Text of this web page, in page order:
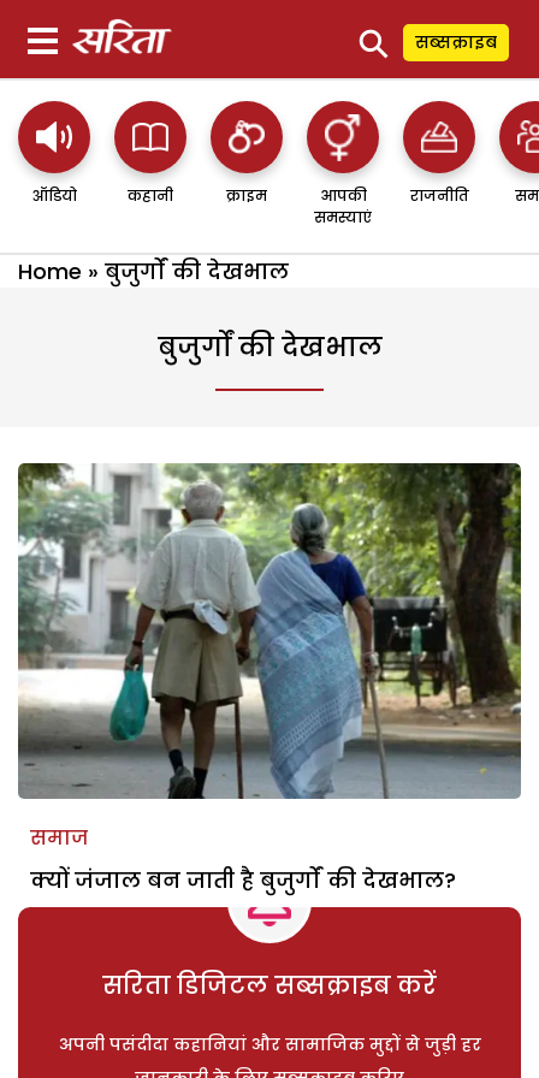
⚲ सब्सक्राइब
ऑडियो कहानी क्राइम
आपकी
समस्याएं
राजनीति
Home » बुजुर्गों की देखभाल
बुजुर्गों की देखभाल
समाज
क्यों जंजाल बन जाती है बुजुर्गों की देखभाल?
सरिता डिजिटल सब्सक्राइब करें
अपनी पसंदीदा कहानियां और सामाजिक मुद्दों से जुड़ी हर